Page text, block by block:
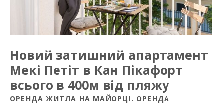
Новий затишний апартамент
Мекі Петіт в Кан Пікафорт
всього в 400м від пляжу
ОРЕНДА ЖИТЛА НА МАЙОРЦІ. ОРЕНДА